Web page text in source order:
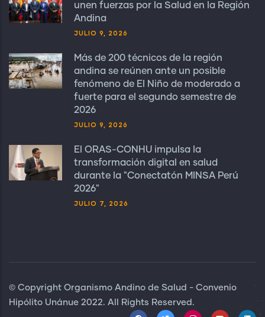
unen fuerzas por la Salud en la Región
Andina
JULIO 9, 2026
Más de 200 técnicos de la región
andina se reúnen ante un posible
fenómeno de El Niño de moderado a
fuerte para el segundo semestre de
2026
JULIO 9, 2026
El ORAS-CONHU impulsa la
transformación digital en salud
durante la "Conectatón MINSA Perú
2026"
JULIO 7, 2026
© Copyright Organismo Andino de Salud - Convenio
Hipólito Unánue 2022. All Rights Reserved.